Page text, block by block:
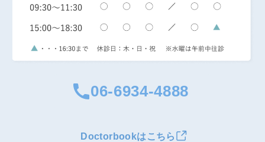
06-6934-4888
Doctorbookはこちら